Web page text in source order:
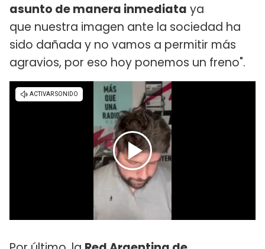
asunto de manera inmediata ya
que nuestra imagen ante la sociedad ha
sido dañada y no vamos a permitir más
agravios, por eso hoy ponemos un freno".